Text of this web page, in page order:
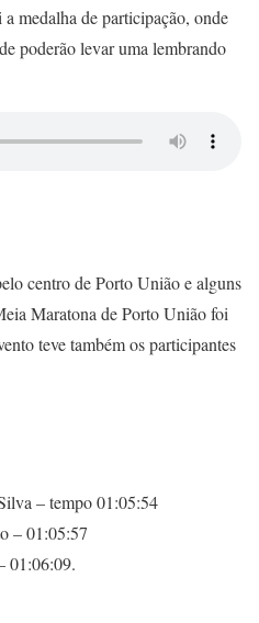
medalha de participação, onde
poderão levar uma lembrando
centro de Porto União e alguns
Maratona de Porto União foi
teve também os participantes
– tempo 01:05:54
– 01:05:57
01:06:09.